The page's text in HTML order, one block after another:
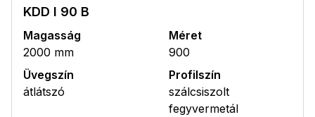
KDD I 90 B
Magasság
2000 mm
Méret
900
Üvegszín
átlátszó
Profilszín
szálcsiszolt
fegyvermetál